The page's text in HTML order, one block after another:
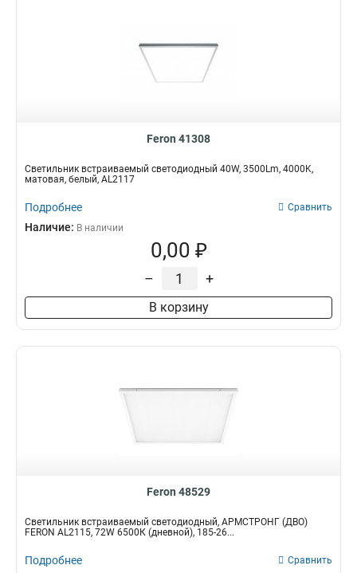
Feron 41308
Светильник встраиваемый светодиодный 40W, 3500Lm, 4000K,
матовая, белый, AL2117
Подробнее Сравнить
Наличие: В наличии
0,00 ₽
– +
В корзину
Feron 48529
Светильник встраиваемый светодиодный, АРМСТРОНГ (ДВО)
FERON AL2115, 72W 6500К (дневной), 185-26...
Подробнее Сравнить